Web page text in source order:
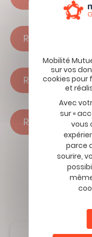
Rapport SFCR
Rapport SFCR
Rapport SFCR
Avec
sur «
vous
parce
sourire,